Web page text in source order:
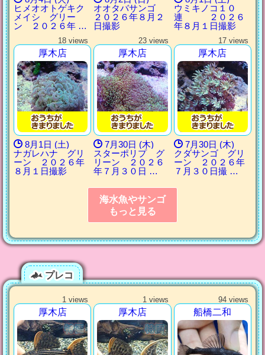
ヒメオオトゲキク
メイシ グリー
ン ２０２６年 …
オオタバサンゴ
２０２６年８月２
日撮影
ウミキノコ１０
連 ２０２６
年８月１日撮影
18 views
厚木店
8月1日 (土)
ナガレハナ グリ
ーン ２０２６年
８月１日撮影
23 views
厚木店
7月30日 (木)
スターポリプ グ
リーン ２０２６
年７月３０日 …
17 views
厚木店
7月30日 (木)
クダサンゴ グリ
ーン ２０２６年
７月３０日撮 …
海水魚やサンゴ
もっと見る
プレコ
1 views
厚木店
1 views
厚木店
94 views
船橋二和